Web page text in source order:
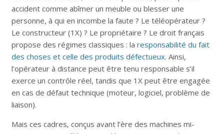
accident comme abîmer un meuble ou blesser une
personne, à qui en incombe la faute ? Le téléopérateur ?
Le constructeur (1X) ? Le propriétaire ? Le droit français
propose des régimes classiques : la responsabilité du fait
des choses et celle des produits défectueux. Ainsi,
l’opérateur à distance peut être tenu responsable s’il
exerce un contrôle réel, tandis que 1X peut être engagée
en cas de défaut technique (moteur, logiciel, problème de
liaison).
Mais ces cadres, conçus avant l’ère des machines mi-